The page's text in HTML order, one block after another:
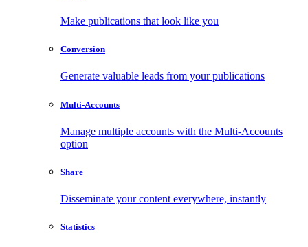
Make publications that look like you
Conversion
Generate valuable leads from your publications
Multi-Accounts
Manage multiple accounts with the Multi-Accounts
option
Share
Disseminate your content everywhere, instantly
Statistics